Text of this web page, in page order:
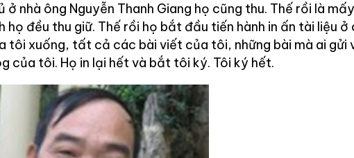
ở nhà ông Nguyễn Thanh Giang họ cũng thu. Thế rồi là
họ đều thu giữ. Thế rồi họ bắt đầu tiến hành in ấn tài liệu ở
tôi xuống, tất cả các bài viết của tôi, những bài mà ai gửi
của tôi. Họ in lại hết và bắt tôi ký. Tôi ký hết.